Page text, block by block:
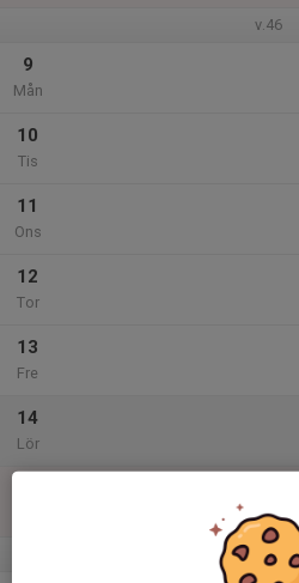
v.46
9
Mån
10
Tis
11
Ons
12
Tor
13
Fre
14
Lör
v.47